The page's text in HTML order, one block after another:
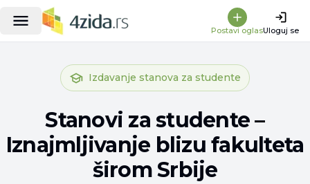
Postavi oglasUloguj se
Izdavanje stanova za studente
Stanovi za studente –
Iznajmljivanje blizu fakulteta
širom Srbije